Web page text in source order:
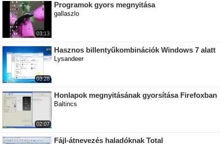
03:13
Programok gyors megnyitása
gallaszlo
03:28
Hasznos billentyűkombinációk Windows 7 alatt
Lysandeer
02:07
Honlapok megnyitásának gyorsítása Firefoxban
Baltincs
Fájl-átnevezés haladóknak Total